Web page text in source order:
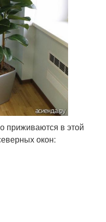
приживаются в этой
окон: